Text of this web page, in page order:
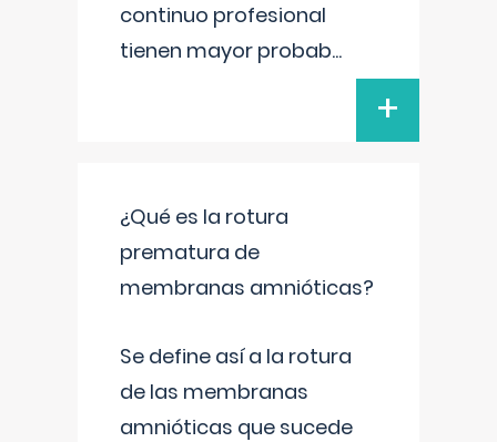
continuo profesional
tienen mayor probab...
+
¿Qué es la rotura
prematura de
membranas amnióticas?
Se define así a la rotura
de las membranas
amnióticas que sucede